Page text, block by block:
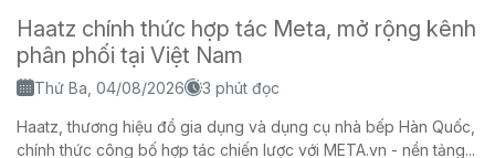
Haatz chính thức hợp tác Meta, mở rộng kênh
phân phối tại Việt Nam
Thứ Ba, 04/08/2026 3 phút đọc
Haatz, thương hiệu đồ gia dụng và dụng cụ nhà bếp Hàn Quốc,
chính thức công bố hợp tác chiến lược với META.vn - nền tảng...